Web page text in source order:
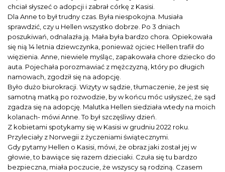
chciał słyszeć o adopcji i zabrał córkę z Kasisi.
Dla Anne to był trudny czas. Była niespokojna. Musiała
sprawdzić, czy u Hellen wszystko dobrze. Po 3 dniach
poszukiwań, odnalazła ją. Mała była bardzo chora. Opiekowała
się nią 14 letnia dziewczynka, ponieważ ojciec Hellen trafił do
więzienia. Anne, niewiele myśląc, zapakowała chore dziecko do
auta. Pojechała porozmawiać z mężczyzną, który po długich
namowach, zgodził się na adopcję.
Było dużo biurokracji. Wizyty w sądzie, tłumaczenie, że jest się
samotną matką po rozwodzie, by w końcu móc usłyszeć, że sąd
zgadza się na adopcję. Malutka Hellen siedziała wtedy na moich
kolanach- mówi Anne. To był szczęśliwy dzień.
Z kobietami spotykamy się w Kasisi w grudniu 2022 roku.
Przyleciały z Norwegii z życzeniami świątecznymi.
Gdy pytamy Hellen o Kasisi, mówi, że obraz jaki został jej w
głowie, to bawiące się razem dzieciaki. Czuła się tu bardzo
bezpieczna, miała poczucie, że wszyscy są rodziną. Czasem